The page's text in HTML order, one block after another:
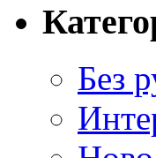
Без